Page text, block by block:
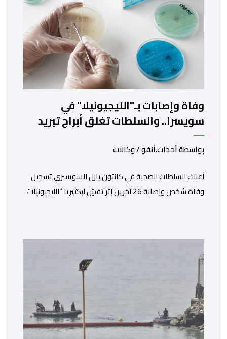
وفاة وإصابات بـ"الليجيونيلا" في
سويسرا.. والسلطات تغلق أبراج تبريد
مشبوهة
بواسطة أحداث.أنفو / وكالات
أعلنت السلطات الصحية في كانتون بازل السويسري تسجيل
وفاة شخص وإصابة 26 آخرين إثر تفشٍ لبكتيريا “الليجيونيلا”،
العدوى. وأوضحت إدارة الصحة في الكانتون، وفق ما نقلته
وكالة “فرانس برس”، أن شخصًا فارق الحياة متأثرًا
بمضاعفات المرض، […]